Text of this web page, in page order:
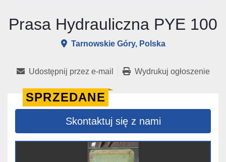
Prasa Hydrauliczna PYE 100
Tarnowskie Góry, Polska
Udostępnij przez e-mail Wydrukuj ogłoszenie
SPRZEDANE
Skontaktuj się z nami